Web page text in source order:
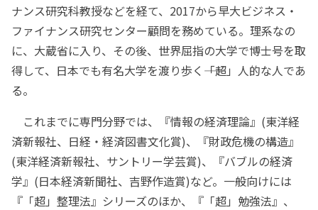
ナンス研究科教授などを経て、2017から早大ビジネス・
ファイナンス研究センター顧問を務めている。理系なの
に、大蔵省に入り、その後、世界屈指の大学で博士号を取
得して、日本でも有名大学を渡り歩く――「超」人的な人であ
る。
これまでに専門分野では、『情報の経済理論』(東洋経
済新報社、日経・経済図書文化賞)、『財政危機の構造』
(東洋経済新報社、サントリー学芸賞)、『バブルの経済
学』(日本経済新聞社、吉野作造賞)など。一般向けには
『「超」整理法』シリーズのほか、『「超」勉強法』、